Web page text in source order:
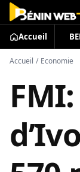
Accueil
Accueil / Economie